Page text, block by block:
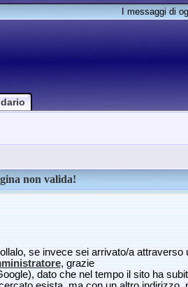
I messaggi di
non valida!
se invece sei arrivato/a attraverso
, grazie
dato che nel tempo il sito ha